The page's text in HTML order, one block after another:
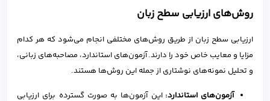
روش‌های ارزیابی سطح زبان
ارزیابی سطح زبان از طریق روش‌های مختلفی انجام می‌شود که هر کدام
مزایا و معایب خاص خود را دارند. آزمون‌های استاندارد، مصاحبه‌های زبانی،
و تحلیل نمونه‌های نوشتاری از جمله این روش‌ها هستند.
آزمون‌های استاندارد: این آزمون‌ها به صورت گسترده برای ارزیابی